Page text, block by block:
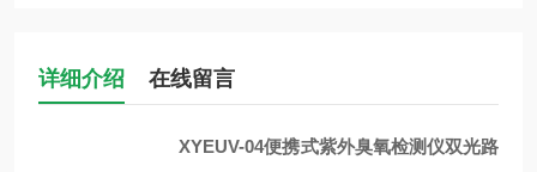
详细介绍 在线留言
XYEUV-04便携式紫外臭氧检测仪双光路